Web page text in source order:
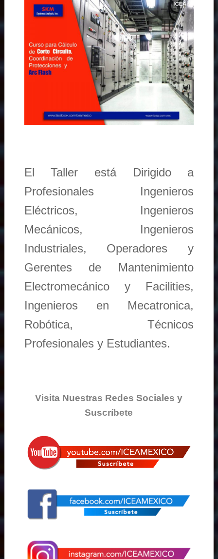
El Taller está Dirigido a
Profesionales Ingenieros
Eléctricos, Ingenieros
Mecánicos, Ingenieros
Industriales, Operadores y
Gerentes de Mantenimiento
Electromecánico y Facilities,
Ingenieros en Mecatronica,
Robótica, Técnicos
Profesionales y Estudiantes.
Visita Nuestras Redes Sociales y
Suscríbete